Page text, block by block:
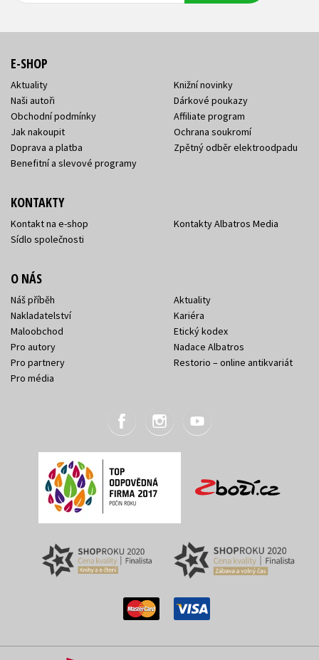
E-SHOP
Aktuality
Naši autoři
Obchodní podmínky
Jak nakoupit
Doprava a platba
Benefitní a slevové programy
Knižní novinky
Dárkové poukazy
Affiliate program
Ochrana soukromí
Zpětný odběr elektroodpadu
KONTAKTY
Kontakt na e-shop
Sídlo společnosti
Kontakty Albatros Media
O NÁS
Náš příběh
Nakladatelství
Maloobchod
Pro autory
Pro partnery
Pro média
Aktuality
Kariéra
Etický kodex
Nadace Albatros
Restorio – online antikvariát